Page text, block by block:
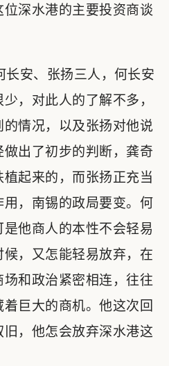
深水港的主要投资商谈
安、张扬三人，何长安
，对此人的了解不多，
情况，以及张扬对他说
出了初步的判断，龚奇
起来的，而张扬正充当
，南锡的政局要变。何
他商人的本性不会轻易
，又怎能轻易放弃，在
和政治紧密相连，往往
巨大的商机。他这次回
，他怎会放弃深水港这